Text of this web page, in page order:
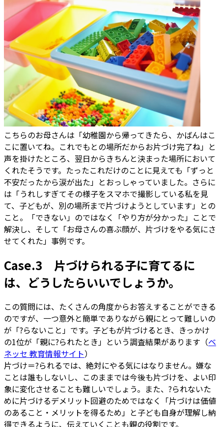
こちらのお母さんは「幼稚園から帰ってきたら、かばんはこ
こに置いてね。これでもとの場所だからお片づけ完了ね」と
声を掛けたところ、翌日からきちんと決まった場所において
くれたそうです。たったこれだけのことに見えても「ずっと
不安だったから涙が出た」とおっしゃっていました。さらに
は「うれしすぎてその様子をスマホで撮影している私を見
て、子どもが、別の場所まで片づけようとしています」との
こと。「できない」のではなく「やり方が分かった」ことで
解決し、そして「お母さんの喜ぶ顔が、片づけをやる気にさ
せてくれた」事例です。
Case.3 片づけられる子に育てるに
は、どうしたらいいでしょうか。
この質問には、たくさんの角度からお答えすることができる
のですが、一つ意外と簡単でありながら親にとって難しいの
が「?らないこと」です。子どもが片づけるとき、きっかけ
の1位が「親に?られたとき」という調査結果があります（ベ
ネッセ 教育情報サイト）
片づけ＝?られるでは、絶対にやる気にはなりません。嫌な
ことは誰もしないし、このままでは今後も片づけを、よい印
象に変化させることも難しいでしょう。また、?られないた
めに片づけるデメリット回避のためではなく「片づけは価値
のあること・メリットを得るため」と子ども自身が理解し納
得できるように、伝えていくことも親の役割です。